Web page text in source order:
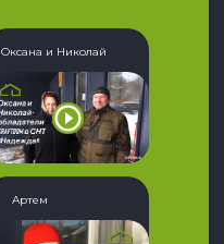
Оксана и Николай
Артем